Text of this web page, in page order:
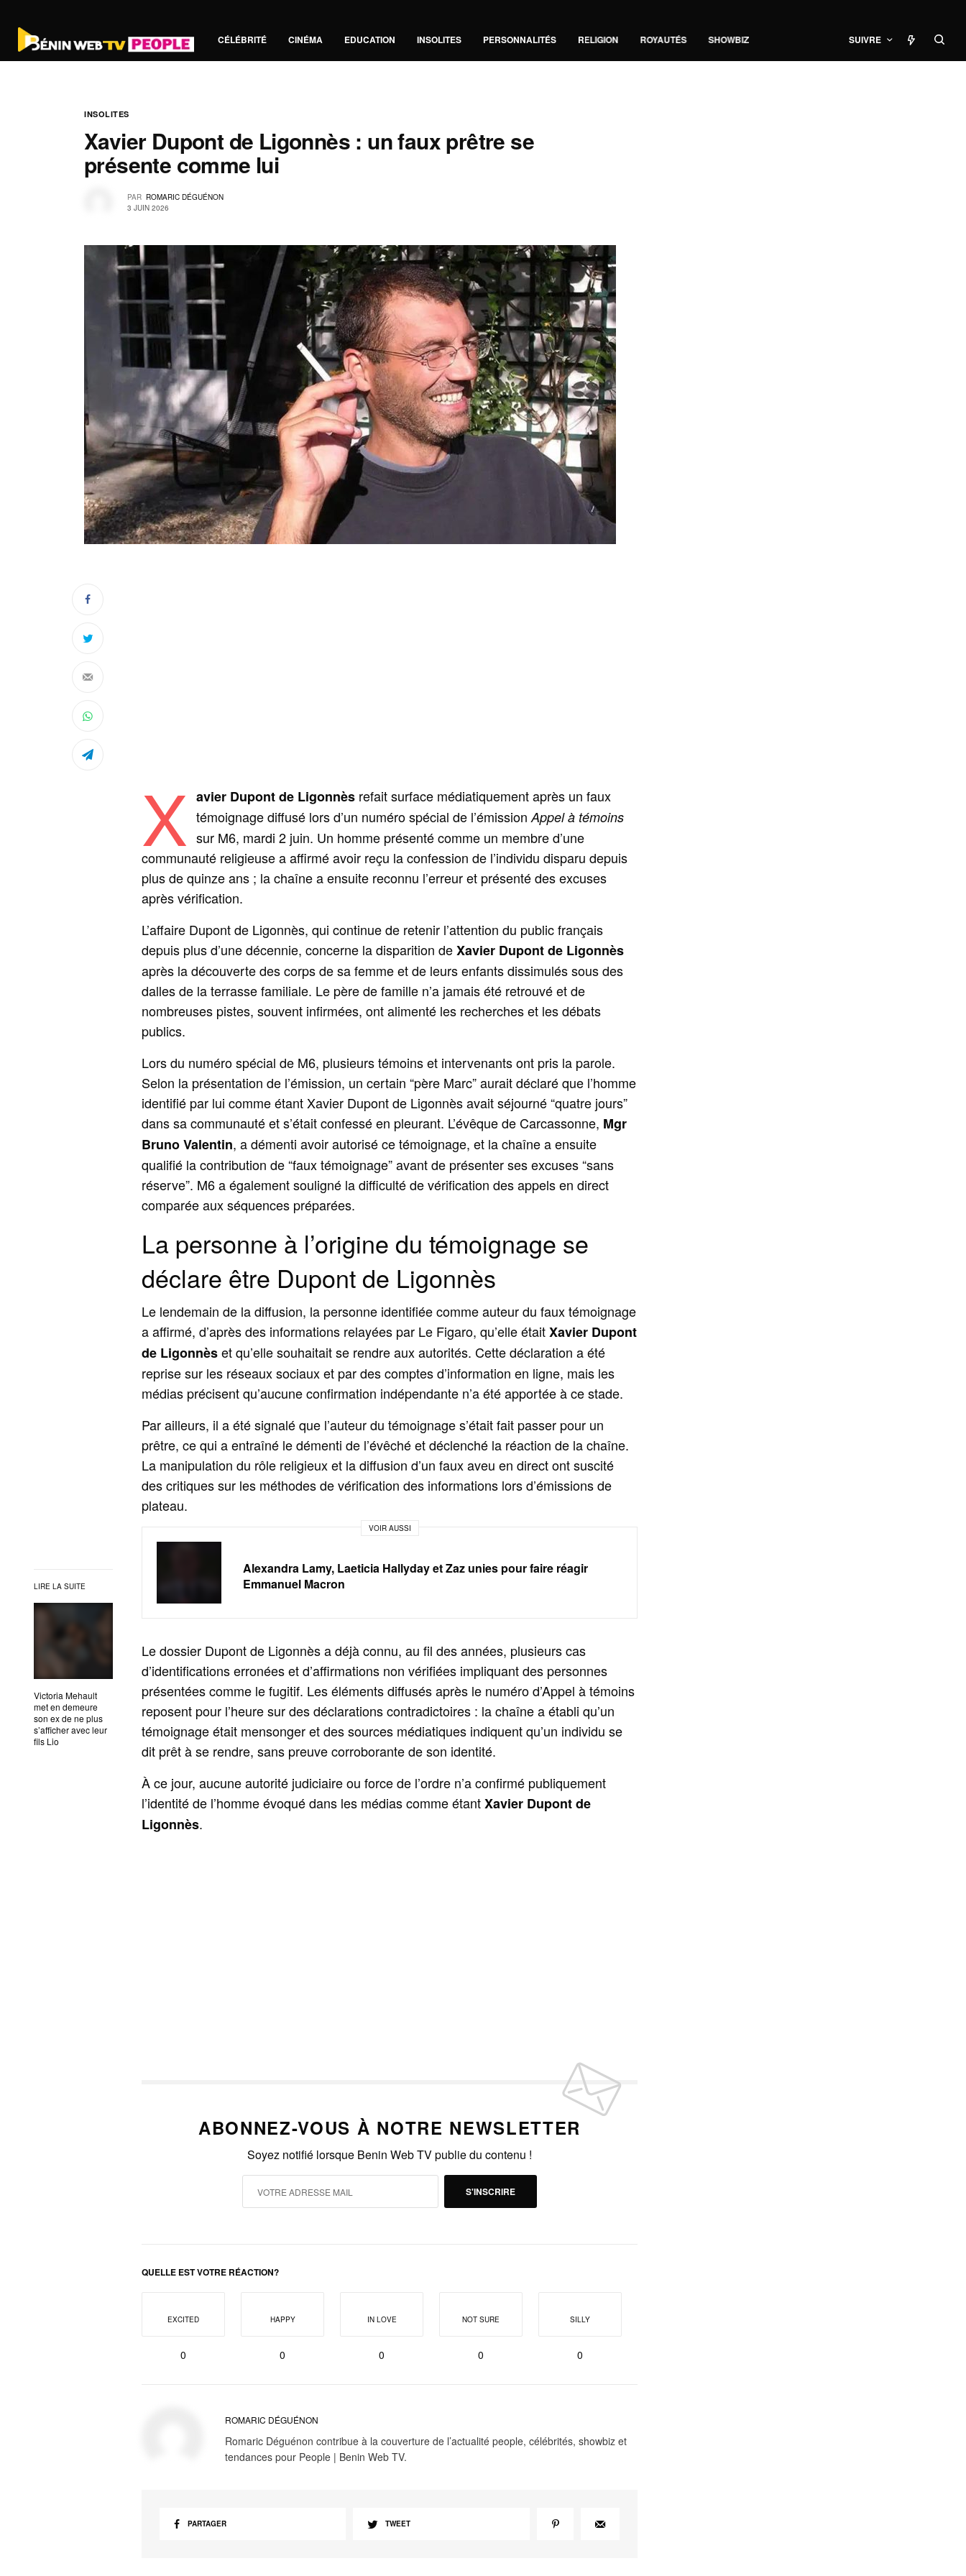
CÉLÉBRITÉ CINÉMA EDUCATION INSOLITES PERSONNALITÉS RELIGION ROYAUTÉS SHOWBIZ SUIVRE
INSOLITES
Xavier Dupont de Ligonnès : un faux prêtre se
présente comme lui
PAR ROMARIC DÉGUÉNON
3 JUIN 2026
LIRE LA SUITE
Victoria Mehault
met en demeure
son ex de ne plus
s’afficher avec leur
fils Lio
X avier Dupont de Ligonnèsrefait surface médiatiquement après un faux
témoignage diffusé lors d’un numéro spécial de l’émission Appel à témoins
sur M6, mardi 2 juin. Un homme présenté comme un membre d’une
communauté religieuse a affirmé avoir reçu la confession de l’individu disparu depuis
plus de quinze ans ; la chaîne a ensuite reconnu l’erreur et présenté des excuses
après vérification.
L’affaire Dupont de Ligonnès, qui continue de retenir l’attention du public français
depuis plus d’une décennie, concerne la disparition deXavier Dupont de Ligonnès
après la découverte des corps de sa femme et de leurs enfants dissimulés sous des
dalles de la terrasse familiale. Le père de famille n’a jamais été retrouvé et de
nombreuses pistes, souvent infirmées, ont alimenté les recherches et les débats
publics.
Lors du numéro spécial de M6, plusieurs témoins et intervenants ont pris la parole.
Selon la présentation de l’émission, un certain “père Marc” aurait déclaré que l’homme
identifié par lui comme étant Xavier Dupont de Ligonnès avait séjourné “quatre jours”
dans sa communauté et s’était confessé en pleurant. L’évêque de Carcassonne, Mgr
Bruno Valentin, a démenti avoir autorisé ce témoignage, et la chaîne a ensuite
qualifié la contribution de “faux témoignage” avant de présenter ses excuses “sans
réserve”. M6 a également souligné la difficulté de vérification des appels en direct
comparée aux séquences préparées.
La personne à l’origine du témoignage se
déclare être Dupont de Ligonnès
Le lendemain de la diffusion, la personne identifiée comme auteur du faux témoignage
a affirmé, d’après des informations relayées par Le Figaro, qu’elle étaitXavier Dupont
de Ligonnèset qu’elle souhaitait se rendre aux autorités. Cette déclaration a été
reprise sur les réseaux sociaux et par des comptes d’information en ligne, mais les
médias précisent qu’aucune confirmation indépendante n’a été apportée à ce stade.
Par ailleurs, il a été signalé que l’auteur du témoignage s’était fait passer pour un
prêtre, ce qui a entraîné le démenti de l’évêché et déclenché la réaction de la chaîne.
La manipulation du rôle religieux et la diffusion d’un faux aveu en direct ont suscité
des critiques sur les méthodes de vérification des informations lors d’émissions de
plateau.
VOIR AUSSI
Alexandra Lamy, Laeticia Hallyday et Zaz unies pour faire réagir
Emmanuel Macron
Le dossier Dupont de Ligonnès a déjà connu, au fil des années, plusieurs cas
d’identifications erronées et d’affirmations non vérifiées impliquant des personnes
présentées comme le fugitif. Les éléments diffusés après le numéro d’Appel à témoins
reposent pour l’heure sur des déclarations contradictoires : la chaîne a établi qu’un
témoignage était mensonger et des sources médiatiques indiquent qu’un individu se
dit prêt à se rendre, sans preuve corroborante de son identité.
À ce jour, aucune autorité judiciaire ou force de l’ordre n’a confirmé publiquement
l’identité de l’homme évoqué dans les médias comme étantXavier Dupont de
Ligonnès.
ABONNEZ-VOUS À NOTRE NEWSLETTER
Soyez notifié lorsque Benin Web TV publie du contenu !
S'INSCRIRE
QUELLE EST VOTRE RÉACTION?
EXCITED
0
HAPPY
0
IN LOVE
0
NOT SURE
0
SILLY
0
ROMARIC DÉGUÉNON
Romaric Déguénon contribue à la couverture de l’actualité people, célébrités, showbiz et
tendances pour People | Benin Web TV.
PARTAGER TWEET